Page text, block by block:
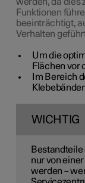
Funktionen
beeinträchtigt,
Verhalten
Um die
Flächen vor
Im Bereich
WICHTIG
nur von
werden –